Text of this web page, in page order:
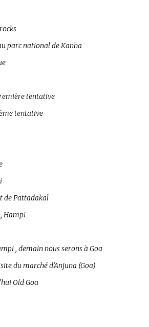
parc national de Kanha
tentative
tentative
de Pattadakal
Hampi
, demain nous serons à Goa
du marché d’Anjuna (Goa)
Old Goa